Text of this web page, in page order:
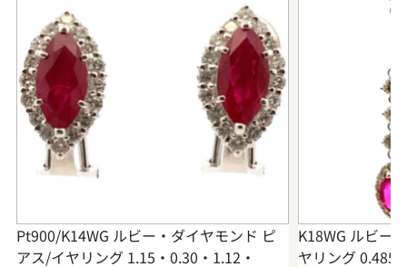
Pt900/K14WG ルビー・ダイヤモンド ピ
アス/イヤリング 1.15・0.30・1.12・
K18WG ルビー
ヤリング 0.485